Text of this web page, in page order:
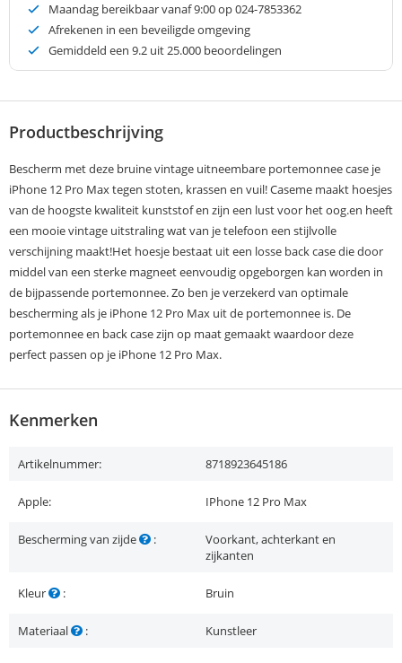
Maandag bereikbaar vanaf 9:00 op 024-7853362
Afrekenen in een beveiligde omgeving
Gemiddeld een 9.2 uit 25.000 beoordelingen
Productbeschrijving
Bescherm met deze bruine vintage uitneembare portemonnee case je
iPhone 12 Pro Max tegen stoten, krassen en vuil! Caseme maakt hoesjes
van de hoogste kwaliteit kunststof en zijn een lust voor het oog.en heeft
een mooie vintage uitstraling wat van je telefoon een stijlvolle
verschijning maakt!Het hoesje bestaat uit een losse back case die door
middel van een sterke magneet eenvoudig opgeborgen kan worden in
de bijpassende portemonnee. Zo ben je verzekerd van optimale
bescherming als je iPhone 12 Pro Max uit de portemonnee is. De
portemonnee en back case zijn op maat gemaakt waardoor deze
perfect passen op je iPhone 12 Pro Max.
Kenmerken
Artikelnummer: 8718923645186
Apple: IPhone 12 Pro Max
Bescherming van zijde :
Voorkant, achterkant en
zijkanten
Kleur : Bruin
Materiaal : Kunstleer